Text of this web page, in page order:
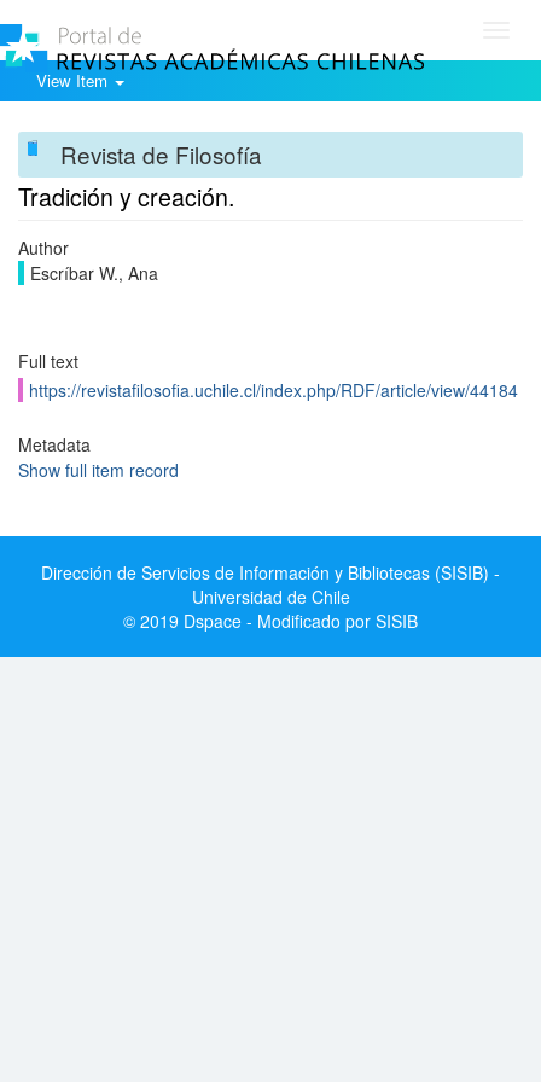
View Item
Revista de Filosofía
Tradición y creación.
Author
Escríbar W., Ana
Full text
https://revistafilosofia.uchile.cl/index.php/RDF/article/view/44184
Metadata
Show full item record
Dirección de Servicios de Información y Bibliotecas (SISIB) -
Universidad de Chile
© 2019 Dspace - Modificado por SISIB